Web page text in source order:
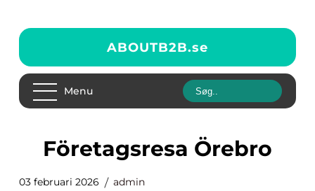
ABOUTB2B.se
Menu
Företagsresa Örebro
03 februari 2026 admin